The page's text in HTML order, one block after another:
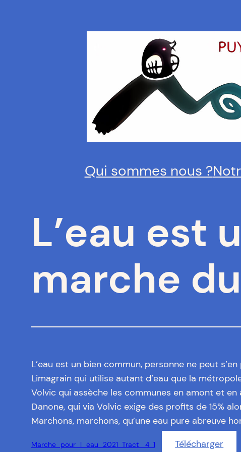
Qui sommes nous ?
L’eau est
marche
L’eau est un bien commun, personne ne peut
Limagrain qui utilise autant d’eau que la
Volvic qui assèche les communes en amont et en
Danone, qui via Volvic exige des profits de 15%
Marchons, marchons, qu’une eau pure abreuve
Marche_pour_l_eau_2021_Tract_ 4_1 Télécharger